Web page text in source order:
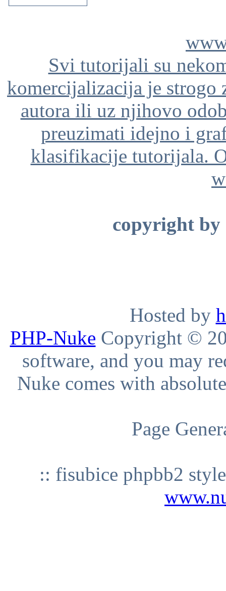
Svi tutorijali su
komercijalizacija je strogo
autora ili uz njihovo
preuzimati idejno i
klasifikacije tutorijala.
copyright by
Hosted by
PHP-Nuke Copyright ©
software, and you may
Nuke comes with
Page
:: fisubice phpbb2